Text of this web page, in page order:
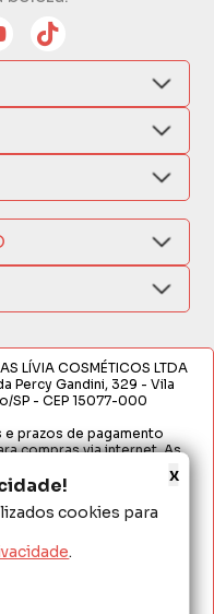
cookies para
.
x
LÍVIA COSMÉTICOS LTDA
Percy Gandini, 329 - Vila
SP - CEP 15077-000
prazos de pagamento
compras via internet. As
sem nossa autorização.
site, o valor válido é o do
de pagamento
Ofertas válidas até o
Vendas sujeitas à
de dados.